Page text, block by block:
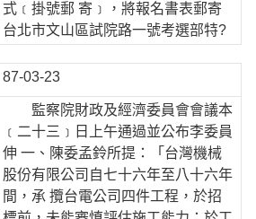
式﹝掛號郵 寄﹞，將報名書表郵寄
台北市文山區試院路一號考選部特?
87-03-23
監察院財政及經濟委員會會議本
﹝二十三﹞日上午通過並公布李委員
伸 一、陳委孟鈴所提：「台灣機械
股份有限公司自七十六年至八十六年
間，承 攬台電公司四件工程，於招